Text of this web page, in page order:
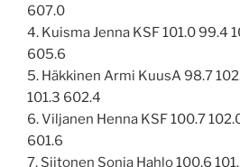
607.0
4. Kuisma Jenna KSF 101.0 99.4
605.6
5. Häkkinen Armi KuusA 98.7
101.3 602.4
6. Viljanen Henna KSF 100.7
601.6
7. Siitonen Sonja Hahlo 100.6